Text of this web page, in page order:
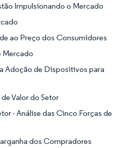
Impulsionando o Mercado
ao Preço dos Consumidores
Mercado
Adoção de Dispositivos para
Valor do Setor
- Análise das Cinco Forças de
dos Compradores